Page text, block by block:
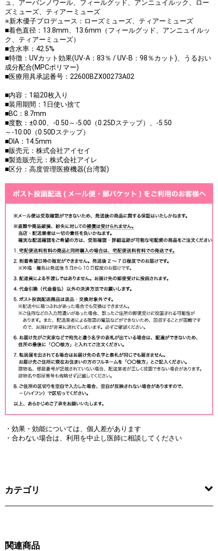
ュ、アーバンノワール、フィールグッド、アンニュイルック、ロー
ズミューズ、ティアーミューズ
※新木優子プロデュース：ローズミューズ、ティアーミューズ
■着色直径：13.8mm、13.6mm（フィールグッド、アンニュイルッ
ク、ティアーミューズ）
■含水率：42.5%
■特徴：UVカット効果(UV-A：83％ / UV-B：98％カット)、うるおい
成分配合(MPCポリマー)
■医療用具承認番号：22600BZX00273A02
■内容：1箱20枚入り
■装用期間：1日使い捨て
■BC：8.7mm
■度数：±0.00、-0.50～-5.00（0.25Dステップ）、-5.50
～-10.00（0.50Dステップ）
■DIA：14.5mm
■販売元：株式会社アイセイ
■製造販売元：株式会社アイレ
■区分：高度管理医療機器(台湾製)
・効果・効能については、個人差があります
・合わない場合は、利用を中止し医師に相談してください
カテゴリ
関連商品